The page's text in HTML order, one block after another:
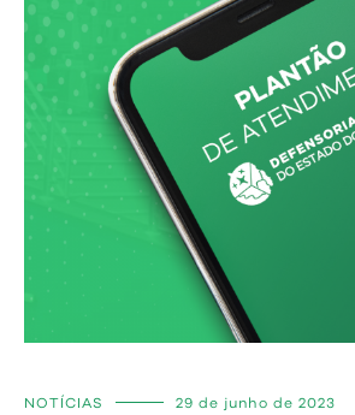
NOTÍCIAS 29 de junho de 2023